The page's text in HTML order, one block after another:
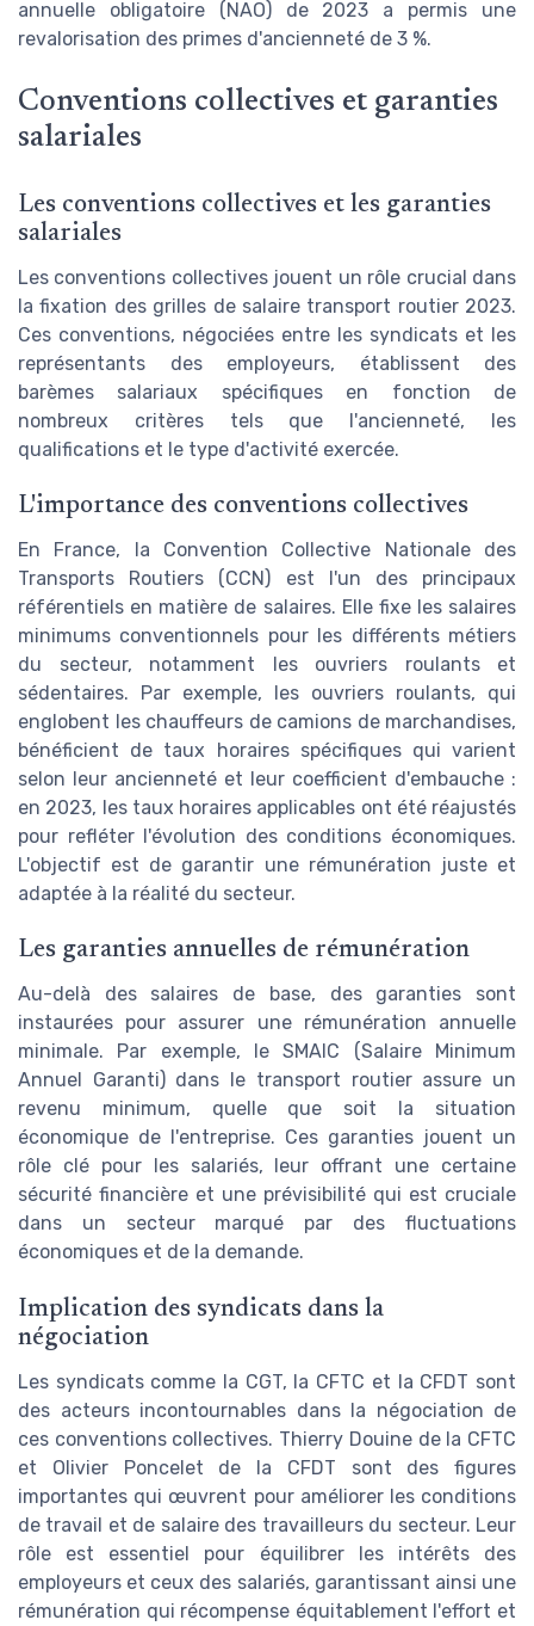
annuelle obligatoire (NAO) de 2023 a permis une
revalorisation des primes d'ancienneté de 3 %.
Conventions collectives et garanties
salariales
Les conventions collectives et les garanties
salariales
Les conventions collectives jouent un rôle crucial dans
la fixation des grilles de salaire transport routier 2023.
Ces conventions, négociées entre les syndicats et les
représentants des employeurs, établissent des
barèmes salariaux spécifiques en fonction de
nombreux critères tels que l'ancienneté, les
qualifications et le type d'activité exercée.
L'importance des conventions collectives
En France, la Convention Collective Nationale des
Transports Routiers (CCN) est l'un des principaux
référentiels en matière de salaires. Elle fixe les salaires
minimums conventionnels pour les différents métiers
du secteur, notamment les ouvriers roulants et
sédentaires. Par exemple, les ouvriers roulants, qui
englobent les chauffeurs de camions de marchandises,
bénéficient de taux horaires spécifiques qui varient
selon leur ancienneté et leur coefficient d'embauche :
en 2023, les taux horaires applicables ont été réajustés
pour refléter l'évolution des conditions économiques.
L'objectif est de garantir une rémunération juste et
adaptée à la réalité du secteur.
Les garanties annuelles de rémunération
Au-delà des salaires de base, des garanties sont
instaurées pour assurer une rémunération annuelle
minimale. Par exemple, le SMAIC (Salaire Minimum
Annuel Garanti) dans le transport routier assure un
revenu minimum, quelle que soit la situation
économique de l'entreprise. Ces garanties jouent un
rôle clé pour les salariés, leur offrant une certaine
sécurité financière et une prévisibilité qui est cruciale
dans un secteur marqué par des fluctuations
économiques et de la demande.
Implication des syndicats dans la
négociation
Les syndicats comme la CGT, la CFTC et la CFDT sont
des acteurs incontournables dans la négociation de
ces conventions collectives. Thierry Douine de la CFTC
et Olivier Poncelet de la CFDT sont des figures
importantes qui œuvrent pour améliorer les conditions
de travail et de salaire des travailleurs du secteur. Leur
rôle est essentiel pour équilibrer les intérêts des
employeurs et ceux des salariés, garantissant ainsi une
rémunération qui récompense équitablement l'effort et